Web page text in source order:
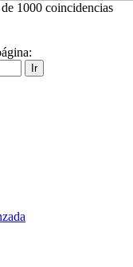
1000 coincidencias